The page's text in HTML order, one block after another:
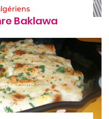
Baklawa